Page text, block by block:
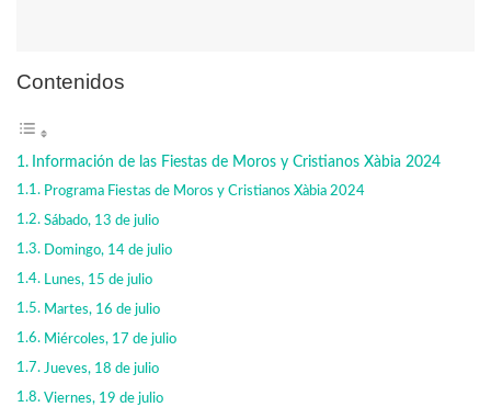
Contenidos
Información de las Fiestas de Moros y Cristianos Xàbia 2024
Programa Fiestas de Moros y Cristianos Xàbia 2024
Sábado, 13 de julio
Domingo, 14 de julio
Lunes, 15 de julio
Martes, 16 de julio
Miércoles, 17 de julio
Jueves, 18 de julio
Viernes, 19 de julio